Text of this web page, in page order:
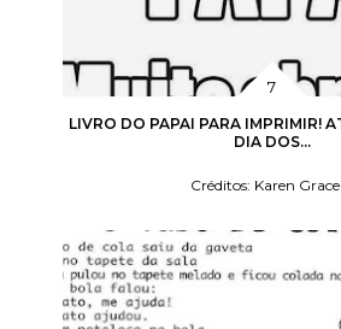
LIVRO DO PAPAI PARA IMPRIMIR!
DIA DOS...
Créditos: Karen Grace